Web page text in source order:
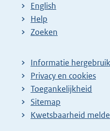
English
Help
Zoeken
Informatie
Privacy en cookies
Toegankelijkheid
Sitemap
E
Kwetsbaarheid